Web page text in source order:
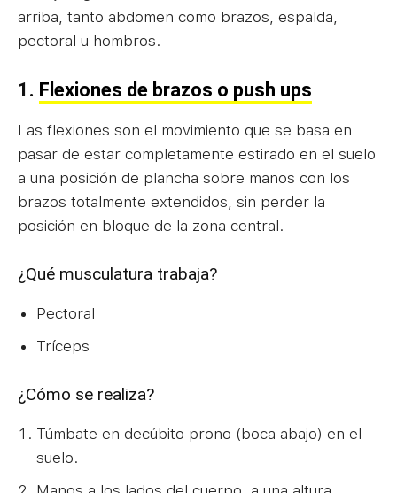
arriba, tanto abdomen como brazos, espalda,
pectoral u hombros.
1. Flexiones de brazos o push ups
Las flexiones son el movimiento que se basa en
pasar de estar completamente estirado en el suelo
a una posición de plancha sobre manos con los
brazos totalmente extendidos, sin perder la
posición en bloque de la zona central.
¿Qué musculatura trabaja?
Pectoral
Tríceps
¿Cómo se realiza?
Túmbate en decúbito prono (boca abajo) en el
suelo.